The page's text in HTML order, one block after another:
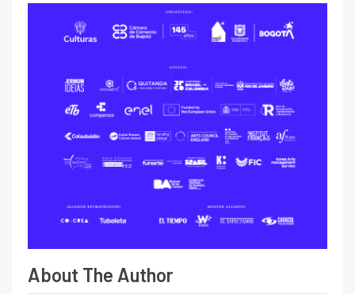
About The Author